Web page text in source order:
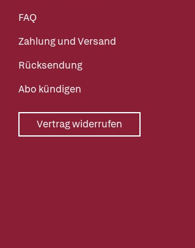
FAQ
Zahlung und Versand
Rücksendung
Abo kündigen
Vertrag widerrufen